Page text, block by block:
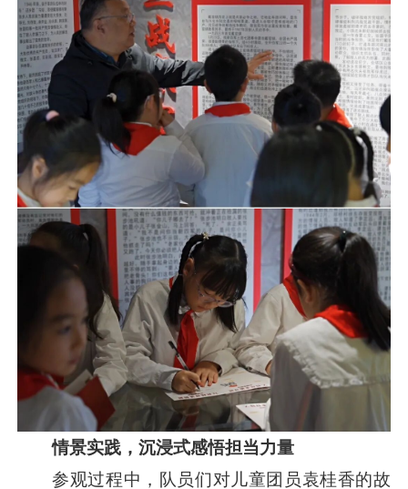
情景实践，沉浸式感悟担当力量
参观过程中，队员们对儿童团员袁桂香的故